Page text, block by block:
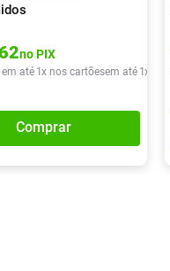
no PIX
em até 1x nos cartõesem até 1x de
Comprar